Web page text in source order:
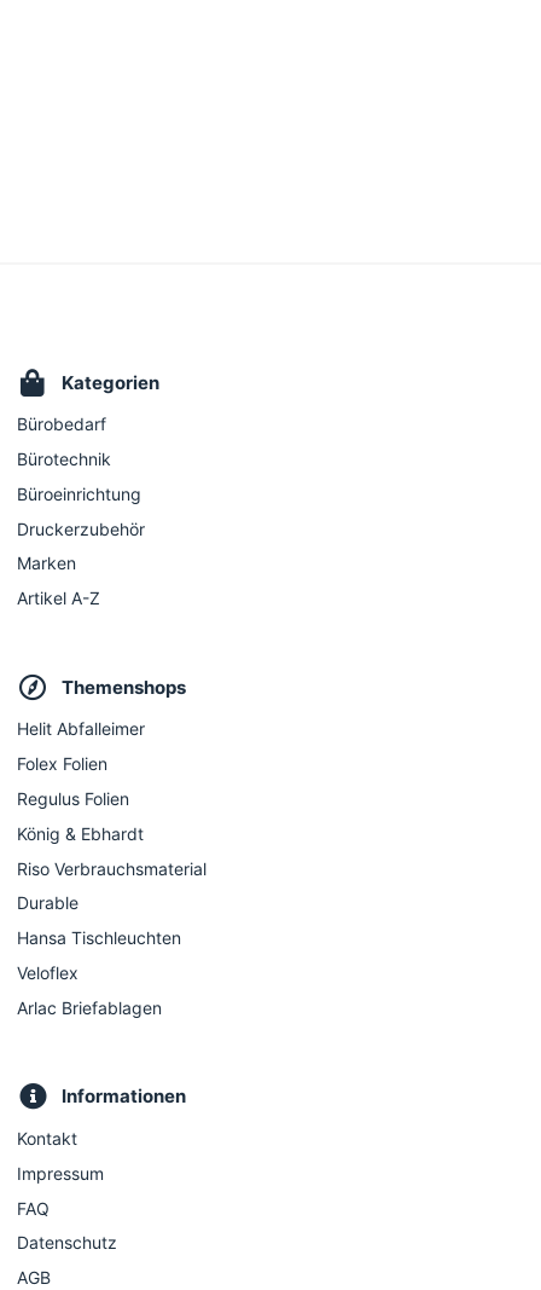
Kategorien
Bürobedarf
Bürotechnik
Büroeinrichtung
Druckerzubehör
Marken
Artikel A-Z
Themenshops
Helit Abfalleimer
Folex Folien
Regulus Folien
König & Ebhardt
Riso Verbrauchsmaterial
Durable
Hansa Tischleuchten
Veloflex
Arlac Briefablagen
Informationen
Kontakt
Impressum
FAQ
Datenschutz
AGB